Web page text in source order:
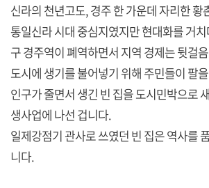
신라의 천년고도, 경주 한 가운데 자리한 황
통일신라 시대 중심지였지만 현대화를 거
구 경주역이 폐역하면서 지역 경제는 뒷걸
도시에 생기를 불어넣기 위해 주민들이 팔
인구가 줄면서 생긴 빈 집을 도시민박으로
생사업에 나선 겁니다.
일제강점기 관사로 쓰였던 빈 집은 역사를
니다.